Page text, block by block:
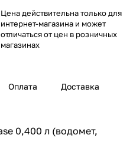
Цена действительна только для
интернет-магазина и может
отличаться от цен в розничных
магазинах
Оплата Доставка
0,400 л (водомет,